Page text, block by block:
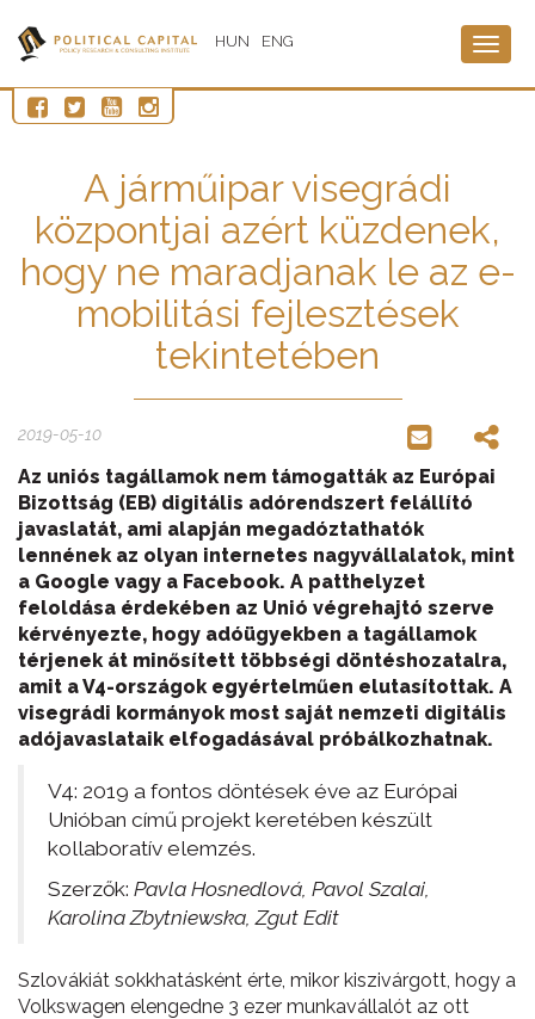
HUN ENG
A járműipar visegrádi
központjai azért küzdenek,
hogy ne maradjanak le az e-
mobilitási fejlesztések
tekintetében
2019-05-10
Az uniós tagállamok nem támogatták az Európai
Bizottság (EB) digitális adórendszert felállító
javaslatát, ami alapján megadóztathatók
lennének az olyan internetes nagyvállalatok, mint
a Google vagy a Facebook. A patthelyzet
feloldása érdekében az Unió végrehajtó szerve
kérvényezte, hogy adóügyekben a tagállamok
térjenek át minősített többségi döntéshozatalra,
amit a V4-országok egyértelműen elutasítottak. A
visegrádi kormányok most saját nemzeti digitális
adójavaslataik elfogadásával próbálkozhatnak.
V4: 2019 a fontos döntések éve az Európai
Unióban című projekt keretében készült
kollaboratív elemzés.
Szerzők: Pavla Hosnedlová, Pavol Szalai,
Karolina Zbytniewska, Zgut Edit
Szlovákiát sokkhatásként érte, mikor kiszivárgott, hogy a
Volkswagen elengedne 3 ezer munkavállalót az ott